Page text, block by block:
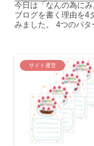
今日は「なんの為に
ブログを書く理由を4
みました。 4つのパ
サイト運営